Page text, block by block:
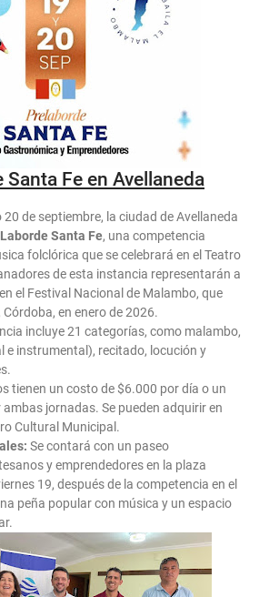
Santa Fe en Avellaneda
de septiembre, la ciudad de Avellaneda
Santa Fe, una competencia
folclórica que se celebrará en el Teatro
de esta instancia representarán a
el Festival Nacional de Malambo, que
en enero de 2026.
incluye 21 categorías, como malambo,
e instrumental), recitado, locución y
tienen un costo de $6.000 por día o un
jornadas. Se pueden adquirir en
Cultural Municipal.
Se contará con un paseo
y emprendedores en la plaza
19, después de la competencia en el
peña popular con música y un espacio